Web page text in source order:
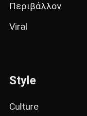
Περιβάλλον
Viral
Style
Culture